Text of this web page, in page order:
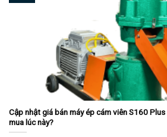
Cập nhật giá bán máy ép cám viên S160
mua lúc này?